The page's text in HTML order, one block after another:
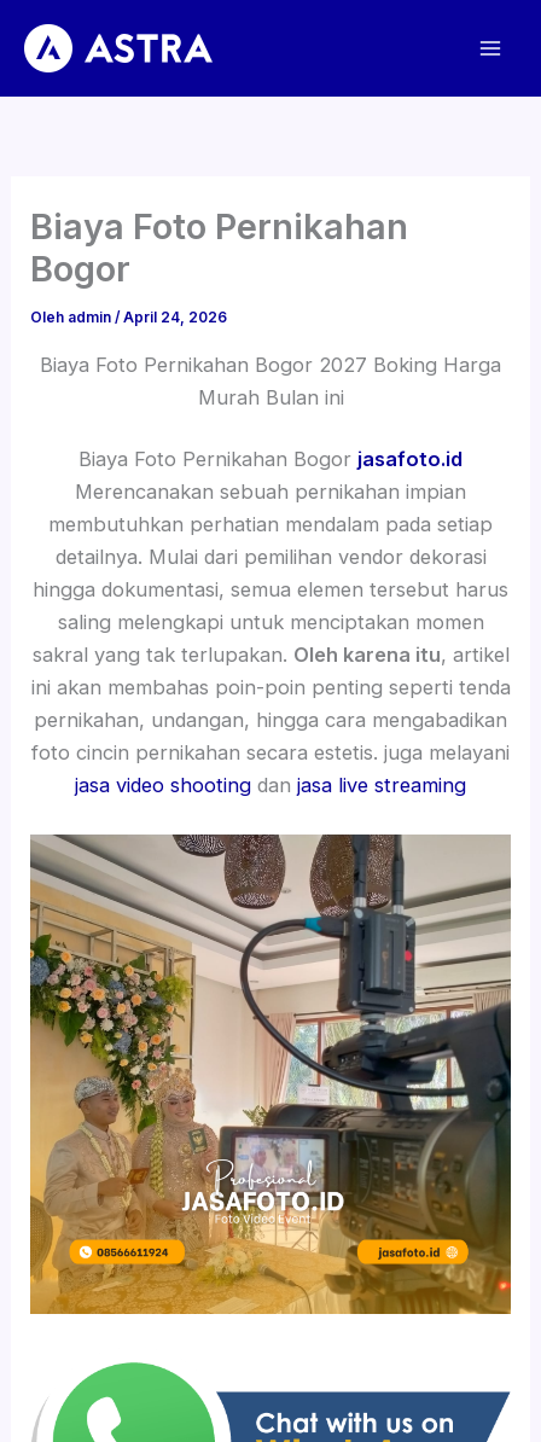
konten
Biaya Foto Pernikahan
Bogor
Oleh admin/April 24, 2026
Biaya Foto Pernikahan Bogor 2027 Boking Harga
Murah Bulan ini
Biaya Foto Pernikahan Bogor jasafoto.id
Merencanakan sebuah pernikahan impian
membutuhkan perhatian mendalam pada setiap
detailnya. Mulai dari pemilihan vendor dekorasi
hingga dokumentasi, semua elemen tersebut harus
saling melengkapi untuk menciptakan momen
sakral yang tak terlupakan. Oleh karena itu, artikel
ini akan membahas poin-poin penting seperti tenda
pernikahan, undangan, hingga cara mengabadikan
foto cincin pernikahan secara estetis. juga melayani
jasa video shooting dan jasa live streaming